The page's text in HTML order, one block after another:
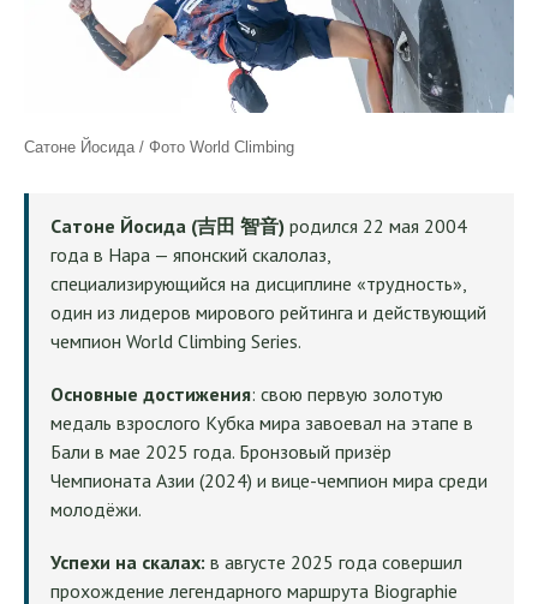
Сатоне Йосида / Фото World Climbing
Сатоне Йосида (吉田 智音) родился 22 мая 2004
года в Нара — японский скалолаз,
специализирующийся на дисциплине «трудность»,
один из лидеров мирового рейтинга и действующий
чемпион World Climbing Series.
Основные достижения: свою первую золотую
медаль взрослого Кубка мира завоевал на этапе в
Бали в мае 2025 года. Бронзовый призёр
Чемпионата Азии (2024) и вице-чемпион мира среди
молодёжи.
Успехи на скалах: в августе 2025 года совершил
прохождение легендарного маршрута Biographie